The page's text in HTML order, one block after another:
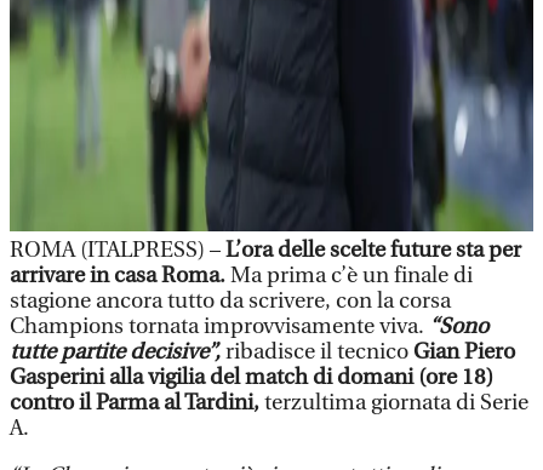
ROMA (ITALPRESS) –L’ora delle scelte future sta per
arrivare in casa Roma.Ma prima c’è un finale di
stagione ancora tutto da scrivere, con la corsa
Champions tornata improvvisamente viva. “Sono
tutte partite decisive”,ribadisce il tecnicoGian Piero
Gasperini alla vigilia del match di domani (ore 18)
contro il Parma al Tardini,terzultima giornata di Serie
A.